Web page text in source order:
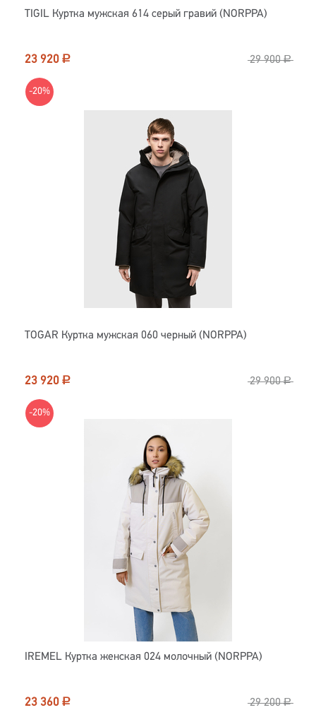
TIGIL Куртка мужская 614 серый гравий (NORPPA)
23 920 Р 29 900 Р
-20%
TOGAR Куртка мужская 060 черный (NORPPA)
23 920 Р 29 900 Р
-20%
IREMEL Куртка женская 024 молочный (NORPPA)
23 360 Р 29 200 Р